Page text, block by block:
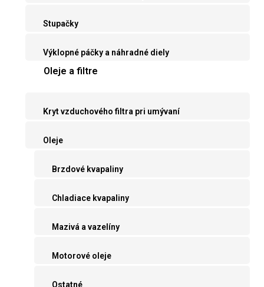
Stupačky
Výklopné páčky a náhradné diely
Oleje a filtre
Kryt vzduchového filtra pri umývaní
Oleje
Brzdové kvapaliny
Chladiace kvapaliny
Mazivá a vazelíny
Motorové oleje
Ostatné